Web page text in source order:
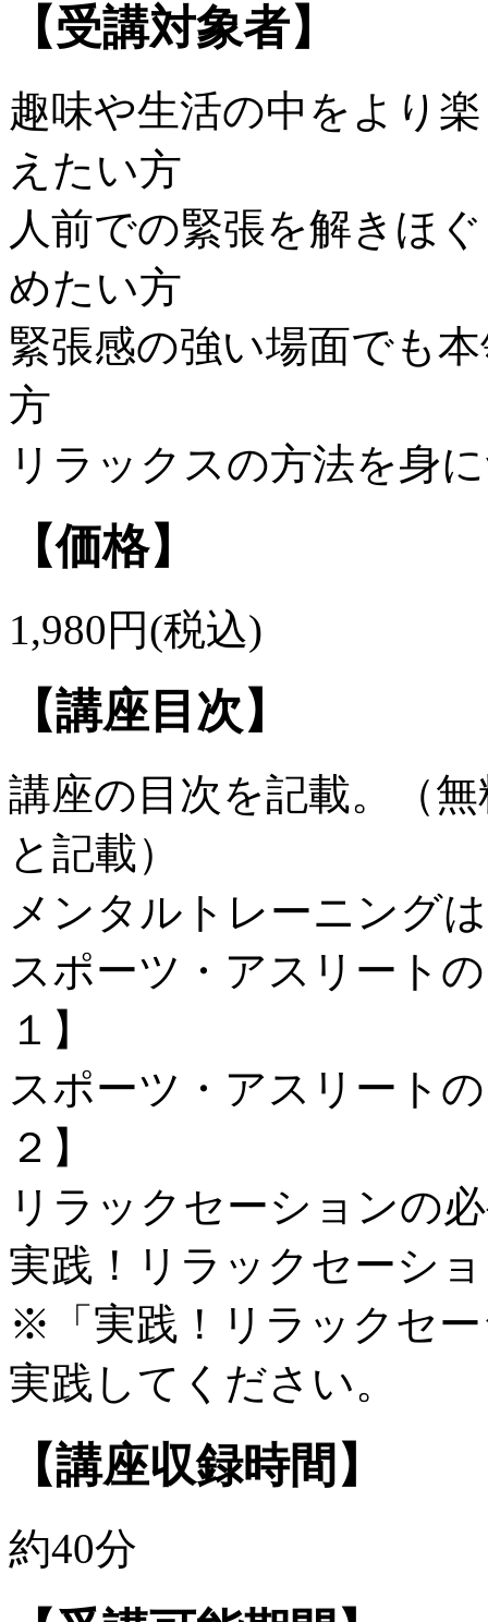
【受講対象者】
趣味や生活の中をより
えたい方
人前での緊張を解きほ
めたい方
緊張感の強い場面でも
方
リラックスの方法を身
【価格】
1,980円(税込)
【講座目次】
講座の目次を記載。（
と記載）
メンタルトレーニング
スポーツ・アスリート
１】
スポーツ・アスリート
２】
リラックセーションの
実践！リラックセーシ
※「実践！リラックセ
実践してください。
【講座収録時間】
約40分